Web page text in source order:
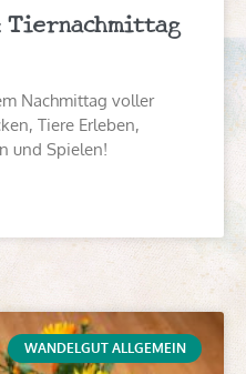
Nachmittag voller
Tiere Erleben,
und Spielen!
WANDELGUT ALLGEMEIN